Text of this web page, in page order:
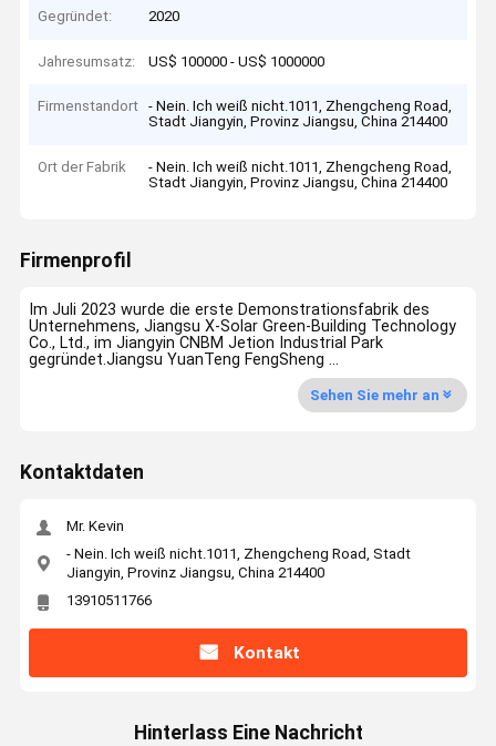
Gegründet: 2020
Jahresumsatz: US$ 100000 - US$ 1000000
Firmenstandort
- Nein. Ich weiß nicht.1011, Zhengcheng Road,
Stadt Jiangyin, Provinz Jiangsu, China 214400
Ort der Fabrik
- Nein. Ich weiß nicht.1011, Zhengcheng Road,
Stadt Jiangyin, Provinz Jiangsu, China 214400
Firmenprofil
Im Juli 2023 wurde die erste Demonstrationsfabrik des
Unternehmens, Jiangsu X-Solar Green-Building Technology
Co., Ltd., im Jiangyin CNBM Jetion Industrial Park
gegründet.Jiangsu YuanTeng FengSheng ...
Sehen Sie mehr an
Kontaktdaten
Mr. Kevin
- Nein. Ich weiß nicht.1011, Zhengcheng Road, Stadt
Jiangyin, Provinz Jiangsu, China 214400
13910511766
Kontakt
Hinterlass Eine Nachricht